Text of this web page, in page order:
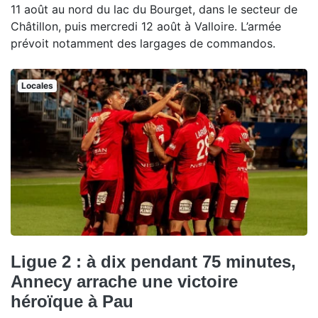
11 août au nord du lac du Bourget, dans le secteur de
Châtillon, puis mercredi 12 août à Valloire. L’armée
prévoit notamment des largages de commandos.
Locales
Ligue 2 : à dix pendant 75 minutes,
Annecy arrache une victoire
héroïque à Pau